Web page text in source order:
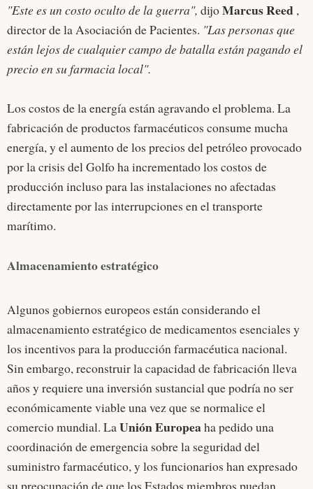
"Este es un costo oculto de la guerra", dijoMarcus Reed ,
director de la Asociación de Pacientes. "Las personas que
están lejos de cualquier campo de batalla están pagando el
precio en su farmacia local".
Los costos de la energía están agravando el problema. La
fabricación de productos farmacéuticos consume mucha
energía, y el aumento de los precios del petróleo provocado
por la crisis del Golfo ha incrementado los costos de
producción incluso para las instalaciones no afectadas
directamente por las interrupciones en el transporte
marítimo.
Almacenamiento estratégico
Algunos gobiernos europeos están considerando el
almacenamiento estratégico de medicamentos esenciales y
los incentivos para la producción farmacéutica nacional.
Sin embargo, reconstruir la capacidad de fabricación lleva
años y requiere una inversión sustancial que podría no ser
económicamente viable una vez que se normalice el
comercio mundial. LaUnión Europeaha pedido una
coordinación de emergencia sobre la seguridad del
suministro farmacéutico, y los funcionarios han expresado